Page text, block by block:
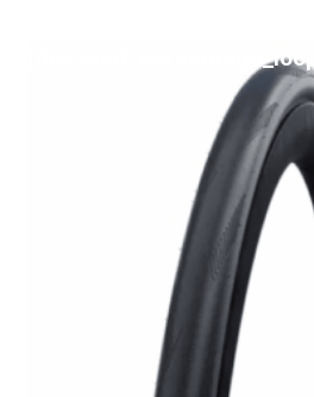
[discount_percentage_loop]